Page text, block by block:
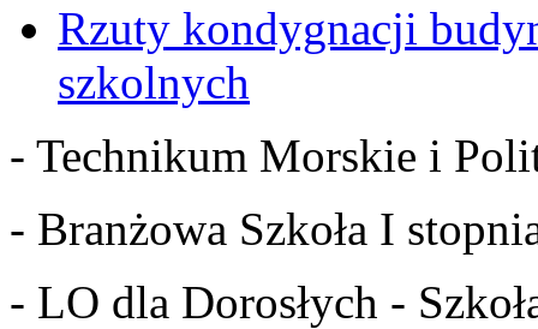
Rzuty kondygnacji
szkolnych
- Technikum Morskie i
- Branżowa Szkoła I
- LO dla Dorosłych -